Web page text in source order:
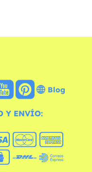
Blog
Y ENVÍO: